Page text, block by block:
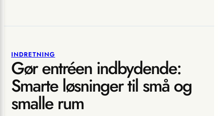
INDRETNING
Gør entréen indbydende:
Smarte løsninger til små og
smalle rum